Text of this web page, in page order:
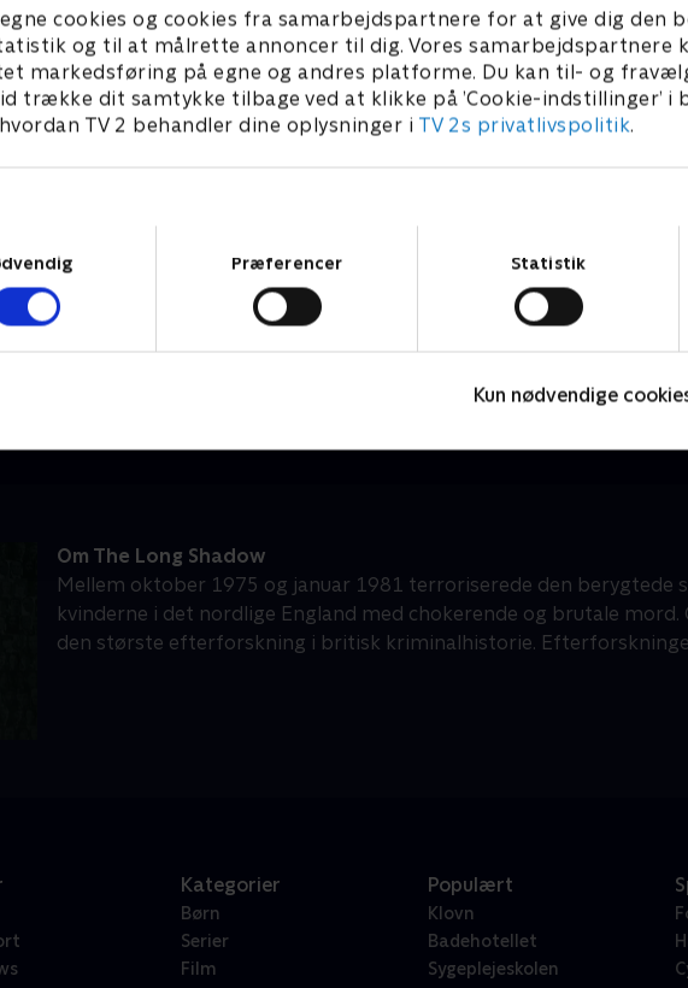
cookies og cookies fra samarbejdspartnere for at give dig den
og til at målrette annoncer til dig. Vores samarbejdspartnere
markedsføring på egne og andres platforme. Du kan til- og
trække dit samtykke tilbage ved at klikke på ’Cookie-indstillinger’ i
TV 2 behandler dine oplysninger i TV 2s privatlivspolitik.
Præferencer Statistik
Kun nødvendige
Om The Long Shadow
Mellem oktober 1975 og januar 1981 terroriserede den berygtede
kvinderne i det nordlige England med chokerende og brutale
den største efterforskning i britisk kriminalhistorie.
Kategorier
Børn
Serier
Film
Populært
Klovn
Badehotellet
Sygeplejeskolen